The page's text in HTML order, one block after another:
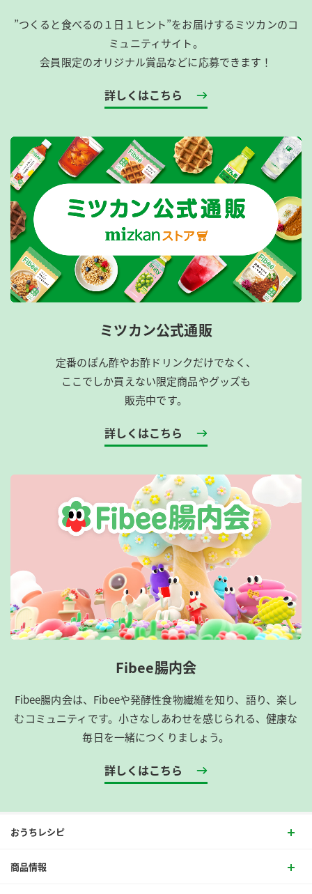
ミツカン365
”つくると食べるの１日１ヒント”をお届けするミツカンのコ
会員限定のオリジナル賞品などに応募できます！
詳しくはこちら
ミツカン公式通販
定番のぽん酢やお酢ドリンクだけでなく、
販売中です。
詳しくはこちら
Fibee腸内会
Fibee腸内会は、​Fibeeや発酵性食物繊維を知り、語り、楽し
毎日を一緒につくりましょう。